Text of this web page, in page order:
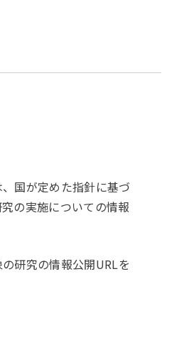
国が定めた指針に基づ
の実施についての情報
研究の情報公開URLを